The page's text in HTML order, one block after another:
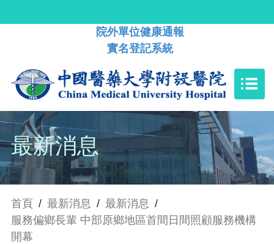
院外單位健康通報
實名登記系統
最新消息
首頁 / 最新消息 / 最新消息 /
服務偏鄉長輩 中部原鄉地區首間日間照顧服務機構
開幕